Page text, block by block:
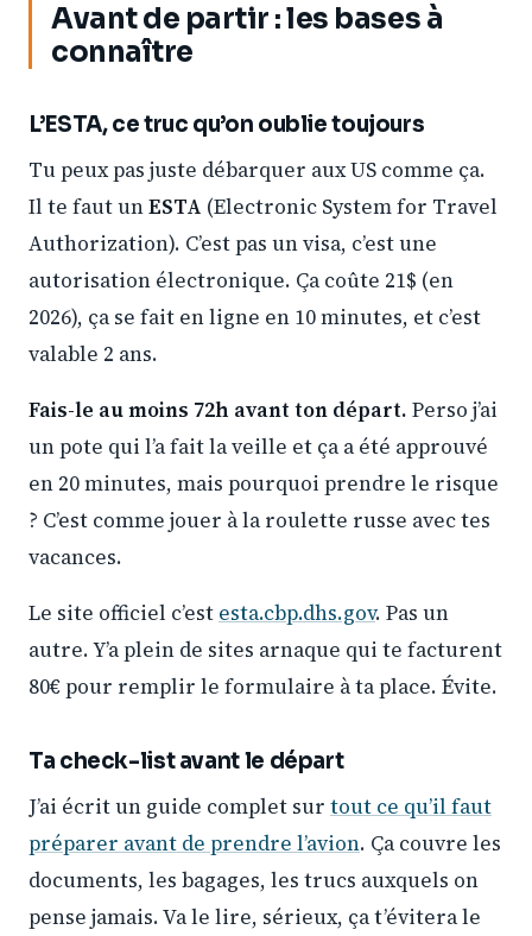
Avant de partir : les bases à
connaître
L’ESTA, ce truc qu’on oublie toujours
Tu peux pas juste débarquer aux US comme ça.
Il te faut unESTA (Electronic System for Travel
Authorization). C’est pas un visa, c’est une
autorisation électronique. Ça coûte 21$ (en
2026), ça se fait en ligne en 10 minutes, et c’est
valable 2 ans.
Fais-le au moins 72h avant ton départ. Perso j’ai
un pote qui l’a fait la veille et ça a été approuvé
en 20 minutes, mais pourquoi prendre le risque
? C’est comme jouer à la roulette russe avec tes
vacances.
Le site officiel c’est esta.cbp.dhs.gov. Pas un
autre. Y’a plein de sites arnaque qui te facturent
80€ pour remplir le formulaire à ta place. Évite.
Ta check-list avant le départ
J’ai écrit un guide complet sur tout ce qu’il faut
préparer avant de prendre l’avion. Ça couvre les
documents, les bagages, les trucs auxquels on
pense jamais. Va le lire, sérieux, ça t’évitera le